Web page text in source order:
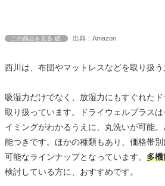
この商品を見る 出典：Amazon
西川は、布団やマットレスなどを取り扱う
吸湿力だけでなく、放湿力にもすぐれた
取り扱っています。ドライウェルプラス
イミングがわかるうえに、丸洗いが可能
能つきです。ほかの種類もあり、価格帯
可能なラインナップとなっています。 多機
検討している方に、おすすめです。